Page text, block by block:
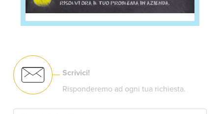
Scrivici!
Risponderemo ad ogni tua richiesta.